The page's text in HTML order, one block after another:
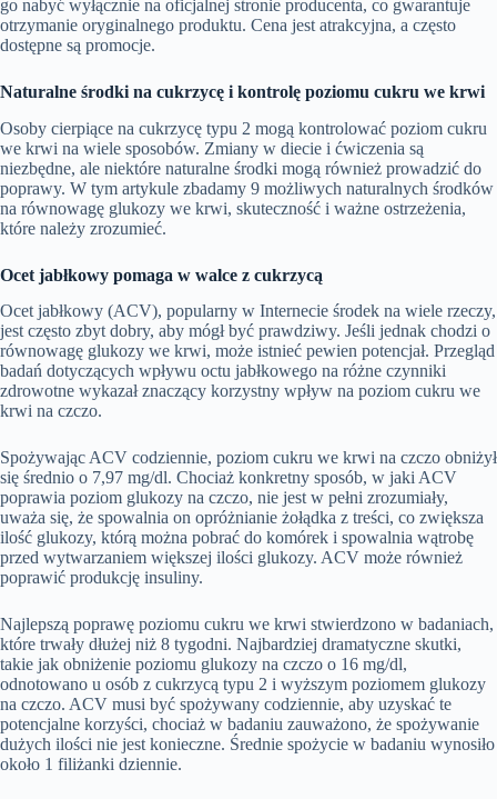
go nabyć wyłącznie na oficjalnej stronie producenta, co gwarantuje
otrzymanie oryginalnego produktu. Cena jest atrakcyjna, a często
dostępne są promocje.
Naturalne środki na cukrzycę i kontrolę poziomu cukru we krwi
Osoby cierpiące na cukrzycę typu 2 mogą kontrolować poziom cukru
we krwi na wiele sposobów. Zmiany w diecie i ćwiczenia są
niezbędne, ale niektóre naturalne środki mogą również prowadzić do
poprawy. W tym artykule zbadamy 9 możliwych naturalnych środków
na równowagę glukozy we krwi, skuteczność i ważne ostrzeżenia,
które należy zrozumieć.
Ocet jabłkowy pomaga w walce z cukrzycą
Ocet jabłkowy (ACV), popularny w Internecie środek na wiele rzeczy,
jest często zbyt dobry, aby mógł być prawdziwy. Jeśli jednak chodzi o
równowagę glukozy we krwi, może istnieć pewien potencjał. Przegląd
badań dotyczących wpływu octu jabłkowego na różne czynniki
zdrowotne wykazał znaczący korzystny wpływ na poziom cukru we
krwi na czczo.
Spożywając ACV codziennie, poziom cukru we krwi na czczo obniżył
się średnio o 7,97 mg/dl. Chociaż konkretny sposób, w jaki ACV
poprawia poziom glukozy na czczo, nie jest w pełni zrozumiały,
uważa się, że spowalnia on opróżnianie żołądka z treści, co zwiększa
ilość glukozy, którą można pobrać do komórek i spowalnia wątrobę
przed wytwarzaniem większej ilości glukozy. ACV może również
poprawić produkcję insuliny.
Najlepszą poprawę poziomu cukru we krwi stwierdzono w badaniach,
które trwały dłużej niż 8 tygodni. Najbardziej dramatyczne skutki,
takie jak obniżenie poziomu glukozy na czczo o 16 mg/dl,
odnotowano u osób z cukrzycą typu 2 i wyższym poziomem glukozy
na czczo. ACV musi być spożywany codziennie, aby uzyskać te
potencjalne korzyści, chociaż w badaniu zauważono, że spożywanie
dużych ilości nie jest konieczne. Średnie spożycie w badaniu wynosiło
około 1 filiżanki dziennie.